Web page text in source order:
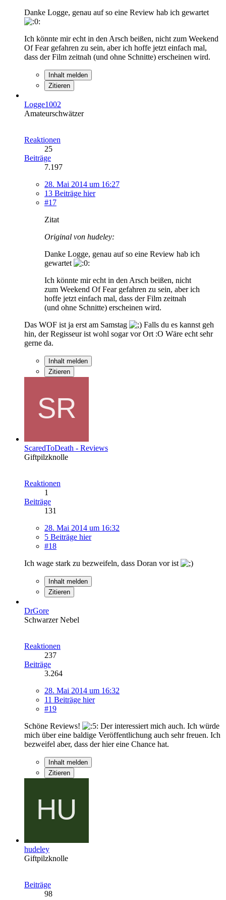
Danke Logge, genau auf so eine Review hab ich gewartet
Ich könnte mir echt in den Arsch beißen, nicht zum Weekend
Of Fear gefahren zu sein, aber ich hoffe jetzt einfach mal,
dass der Film zeitnah (und ohne Schnitte) erscheinen wird.
Inhalt melden
Zitieren
Logge1002
Amateurschwätzer
Reaktionen
25
Beiträge
7.197
28. Mai 2014 um 16:27
13 Beiträge hier
#17
Zitat
Original von hudeley:
Danke Logge, genau auf so eine Review hab ich
gewartet
Ich könnte mir echt in den Arsch beißen, nicht
zum Weekend Of Fear gefahren zu sein, aber ich
hoffe jetzt einfach mal, dass der Film zeitnah
(und ohne Schnitte) erscheinen wird.
Das WOF ist ja erst am Samstag
Falls du es kannst geh
hin, der Regisseur ist wohl sogar vor Ort :O Wäre echt sehr
gerne da.
Inhalt melden
Zitieren
ScaredToDeath - Reviews
Giftpilzknolle
Reaktionen
1
Beiträge
131
28. Mai 2014 um 16:32
5 Beiträge hier
#18
Ich wage stark zu bezweifeln, dass Doran vor ist
Inhalt melden
Zitieren
DrGore
Schwarzer Nebel
Reaktionen
237
Beiträge
3.264
28. Mai 2014 um 16:32
11 Beiträge hier
#19
Schöne Reviews!
Der interessiert mich auch. Ich würde
mich über eine baldige Veröffentlichung auch sehr freuen. Ich
bezweifel aber, dass der hier eine Chance hat.
Inhalt melden
Zitieren
hudeley
Giftpilzknolle
Beiträge
98